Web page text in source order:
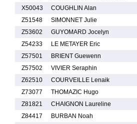
X50043
COUGHLIN Alan
Z51548
SIMONNET Julie
Z53602
GUYOMARD Jocelyn
Z54233
LE METAYER Eric
Z57501
BRIENT Guewenn
Z57502
VIVIER Seraphin
Z62510
COURVEILLE Lenaik
Z73077
THOMAZIC Hugo
Z81821
CHAIGNON Laureline
Z84417
BURBAN Noah